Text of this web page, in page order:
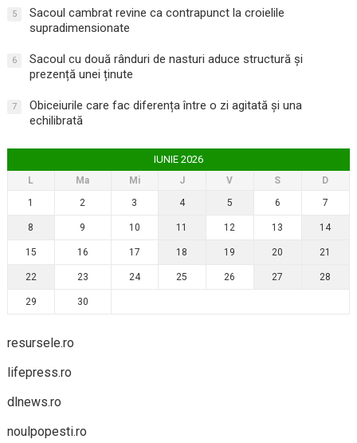
5
Sacoul cambrat revine ca contrapunct la croielile
supradimensionate
6
Sacoul cu două rânduri de nasturi aduce structură și
prezență unei ținute
7
Obiceiurile care fac diferența între o zi agitată și una
echilibrată
IUNIE 2026
L Ma Mi J V S
D
1
2 3 4 5 6 7
8 9 10 11 12 13 14
15 16 17 18 19 20 21
22 23 24 25 26 27 28
29 30
resursele.ro
lifepress.ro
dlnews.ro
noulpopesti.ro